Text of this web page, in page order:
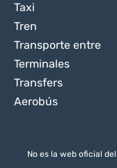
Taxi
Tren
Transporte entre
Terminales
Transfers
Aerobús
No es la web oficial